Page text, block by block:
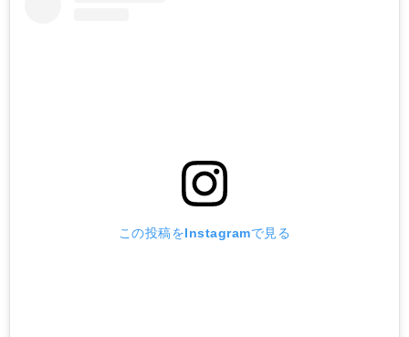
この投稿をInstagramで見る